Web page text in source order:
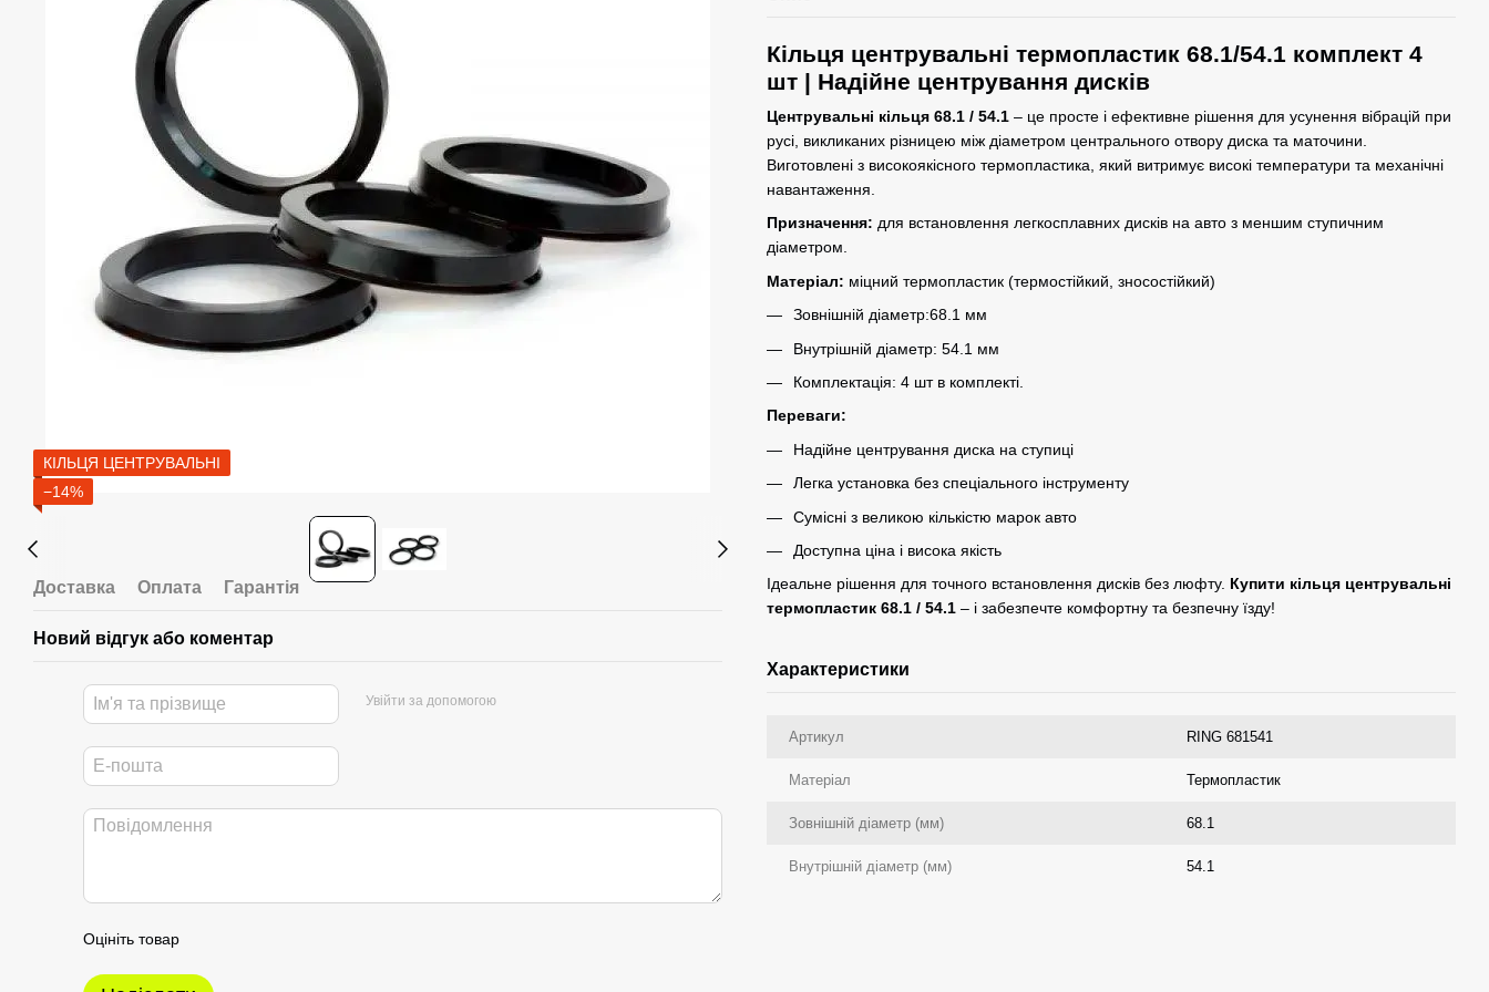
КІЛЬЦЯ ЦЕНТРУВАЛЬНІ
−14%
Доставка Оплата Гарантія
Новий відгук або коментар
Увійти за допомогою
Оцініть товар
Кільця центрувальні термопластик 68.1/54.1 комплект 4
шт | Надійне центрування дисків
Центрувальні кільця 68.1 / 54.1 – це просте і ефективне рішення для усунення вібрацій при
русі, викликаних різницею між діаметром центрального отвору диска та маточини.
Виготовлені з високоякісного термопластика, який витримує високі температури та механічні
навантаження.
Призначення: для встановлення легкосплавних дисків на авто з меншим ступичним
діаметром.
Матеріал: міцний термопластик (термостійкий, зносостійкий)
Зовнішній діаметр:68.1 мм
Внутрішній діаметр: 54.1 мм
Комплектація: 4 шт в комплекті.
Переваги:
Надійне центрування диска на ступиці
Легка установка без спеціального інструменту
Сумісні з великою кількістю марок авто
Доступна ціна і висока якість
Ідеальне рішення для точного встановлення дисків без люфту. Купити кільця центрувальні
термопластик 68.1 / 54.1 – і забезпечте комфортну та безпечну їзду!
Характеристики
Артикул RING 681541
Матеріал Термопластик
Зовнішній діаметр (мм) 68.1
Внутрішній діаметр (мм) 54.1